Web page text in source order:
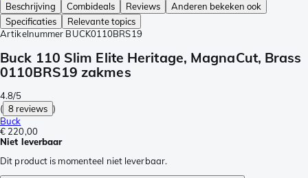
Beschrijving
Combideals Reviews
Anderen bekeken ook
Specificaties
Relevante topics
Artikelnummer BUCK0110BRS19
Buck 110 Slim Elite Heritage, MagnaCut, Brass
0110BRS19 zakmes
4.8/5
( 8 reviews )
Buck
€ 220,00
Niet leverbaar
Dit product is momenteel niet leverbaar.